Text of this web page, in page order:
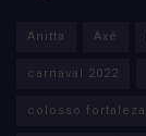
Anitta Axé
carnaval 2022
colosso fortaleza